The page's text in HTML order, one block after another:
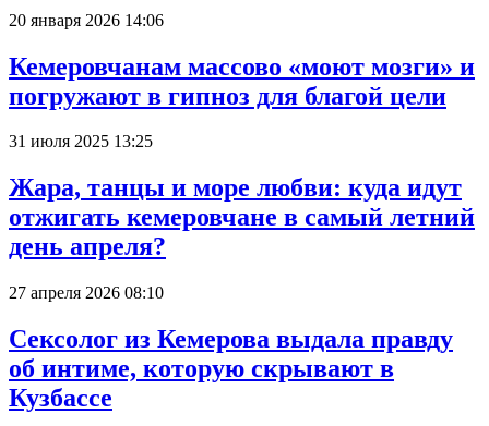
20 января 2026 14:06
Кемеровчанам массово «моют мозги» и
погружают в гипноз для благой цели
31 июля 2025 13:25
Жара, танцы и море любви: куда идут
отжигать кемеровчане в самый летний
день апреля?
27 апреля 2026 08:10
Сексолог из Кемерова выдала правду
об интиме, которую скрывают в
Кузбассе